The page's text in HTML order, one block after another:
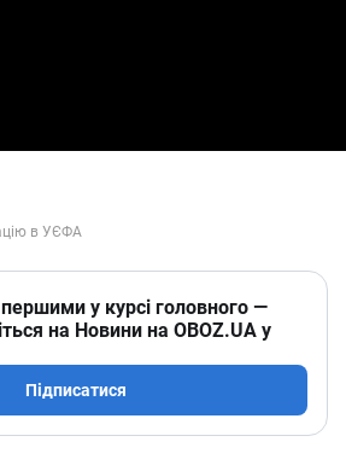
у курсі головного —
на Новини на OBOZ.UA у
Підписатися